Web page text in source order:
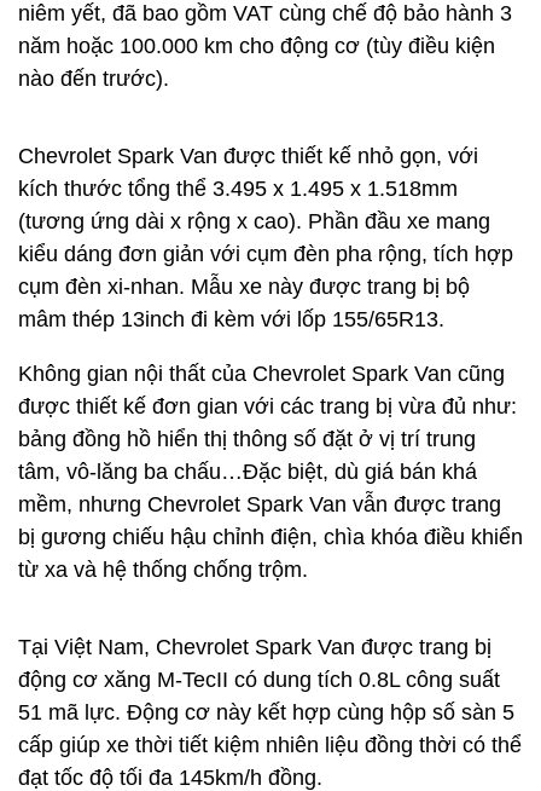
niêm yết, đã bao gồm VAT cùng chế độ bảo hành 3
năm hoặc 100.000 km cho động cơ (tùy điều kiện
nào đến trước).
Chevrolet Spark Van được thiết kế nhỏ gọn, với
kích thước tổng thể 3.495 x 1.495 x 1.518mm
(tương ứng dài x rộng x cao). Phần đầu xe mang
kiểu dáng đơn giản với cụm đèn pha rộng, tích hợp
cụm đèn xi-nhan. Mẫu xe này được trang bị bộ
mâm thép 13inch đi kèm với lốp 155/65R13.
Không gian nội thất của Chevrolet Spark Van cũng
được thiết kế đơn gian với các trang bị vừa đủ như:
bảng đồng hồ hiển thị thông số đặt ở vị trí trung
tâm, vô-lăng ba chấu…Đặc biệt, dù giá bán khá
mềm, nhưng Chevrolet Spark Van vẫn được trang
bị gương chiếu hậu chỉnh điện, chìa khóa điều khiển
từ xa và hệ thống chống trộm.
Tại Việt Nam, Chevrolet Spark Van được trang bị
động cơ xăng M-TecII có dung tích 0.8L công suất
51 mã lực. Động cơ này kết hợp cùng hộp số sàn 5
cấp giúp xe thời tiết kiệm nhiên liệu đồng thời có thể
đạt tốc độ tối đa 145km/h đồng.